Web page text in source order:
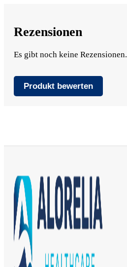
Rezensionen
Es gibt noch keine Rezensionen.
Produkt bewerten